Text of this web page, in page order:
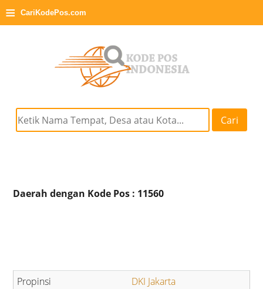
≡ CariKodePos.com
Cari
Daerah dengan Kode Pos : 11560
DKI Jakarta